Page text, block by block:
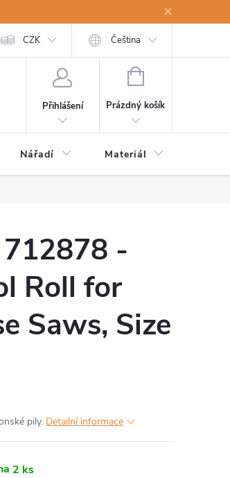
Odstoupení od kupní smlouvy
CZK Čeština
Přihlášení
NÁKUPNÍ
Prázdný košík
Nářadí Materiál
-
Roll for
Saws, Size
pily. Detailní informace
2 ks